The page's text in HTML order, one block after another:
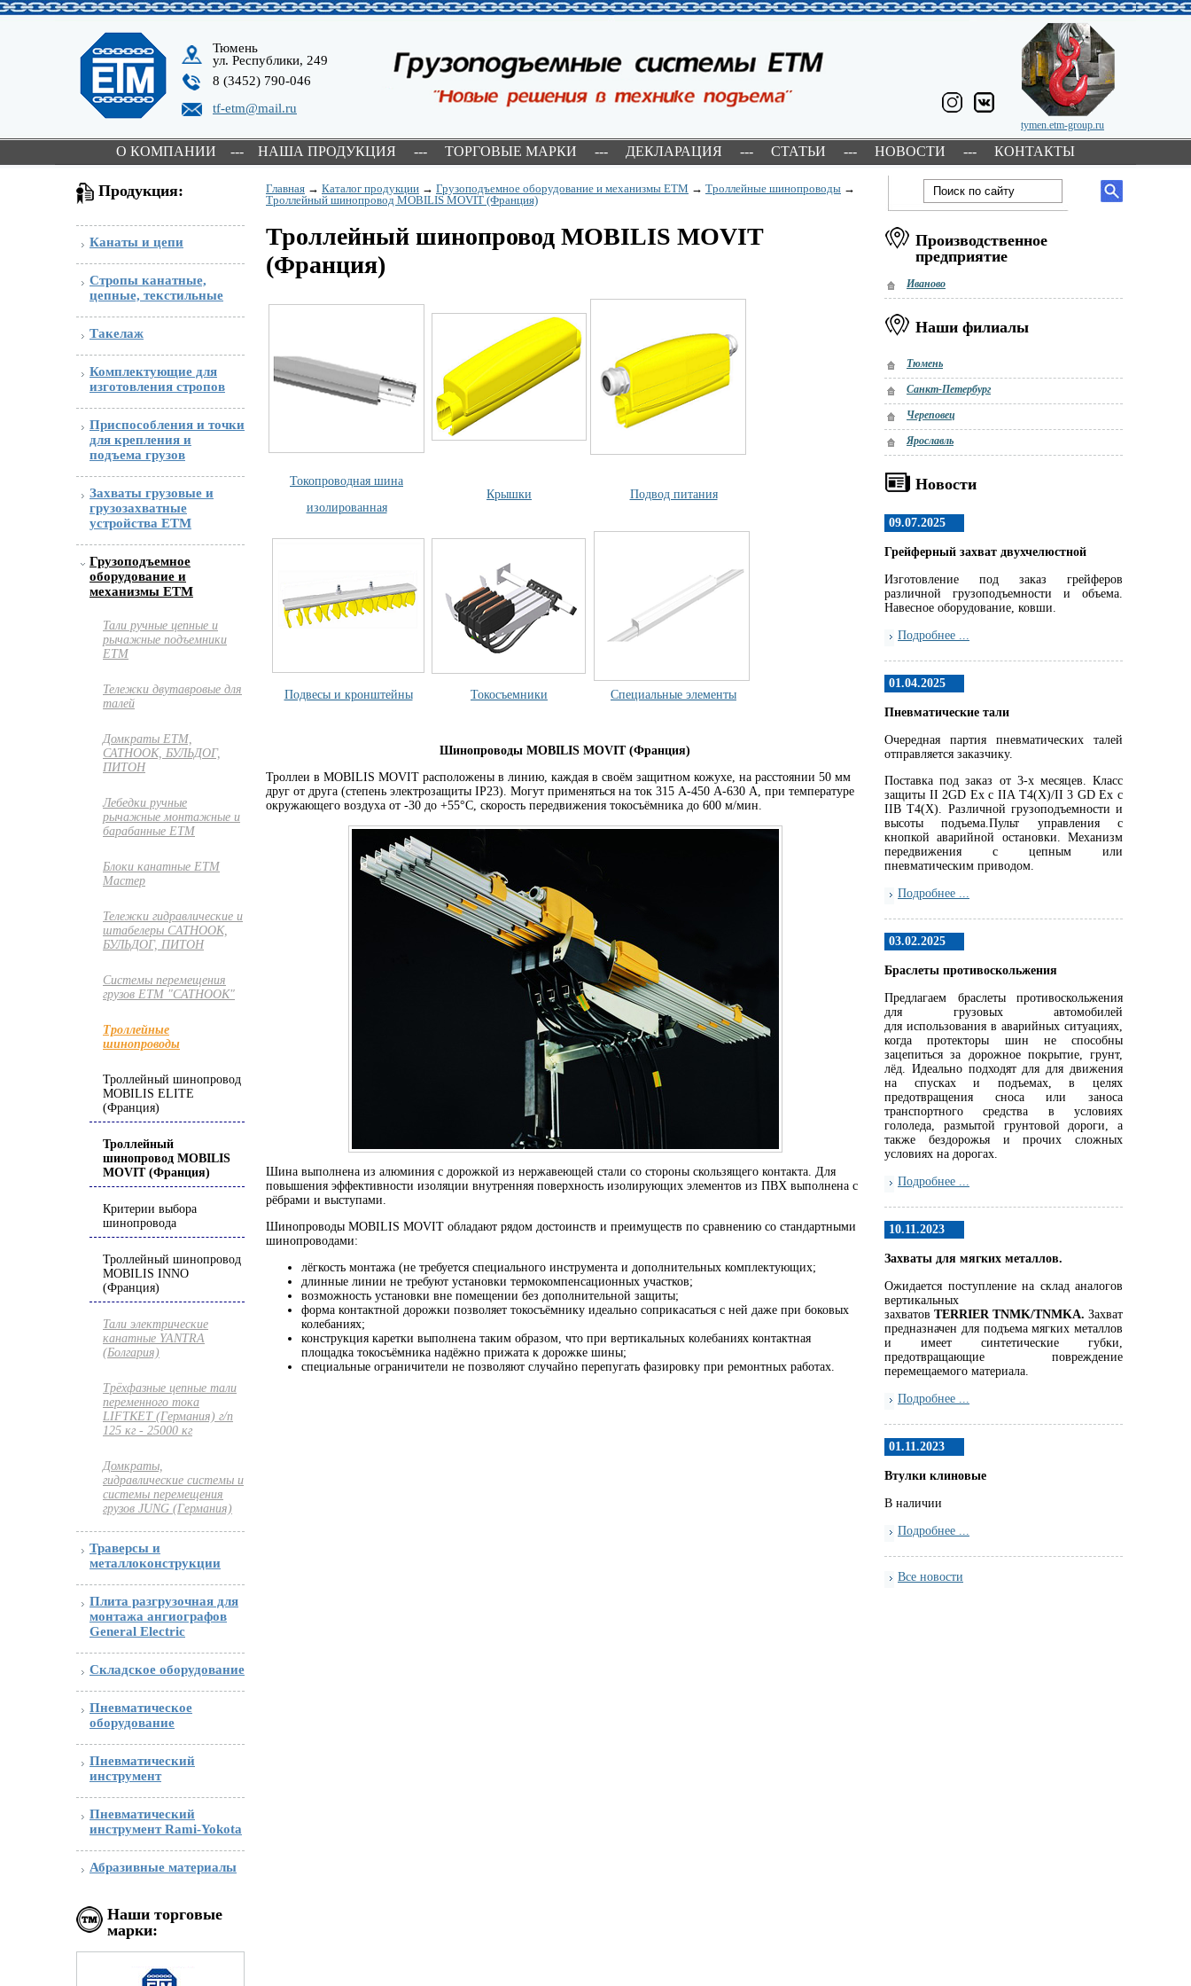
Тюмень
ул. Республики, 249
8 (3452) 790-046
tf-etm@mail.ru
tymen.etm-group.ru
О КОМПАНИИ --- НАША ПРОДУКЦИЯ --- ТОРГОВЫЕ МАРКИ --- ДЕКЛАРАЦИЯ --- СТАТЬИ --- НОВОСТИ --- КОНТАКТЫ
Продукция:
Канаты и цепи
Стропы канатные,
цепные, текстильные
Такелаж
Комплектующие для
изготовления стропов
Приспособления и точки
для крепления и
подъема грузов
Захваты грузовые и
грузозахватные
устройства ETM
Грузоподъемное
оборудование и
механизмы ETM
Тали ручные цепные и
рычажные подъемники
ЕТМ
Тележки двутавровые для
талей
Домкраты ЕТМ,
САТНООК, БУЛЬДОГ,
ПИТОН
Лебедки ручные
рычажные монтажные и
барабанные ETM
Блоки канатные ETM
Мастер
Тележки гидравлические и
штабелеры CATHOOK,
БУЛЬДОГ, ПИТОН
Системы перемещения
грузов ЕТМ "CATHOOK"
Троллейные
шинопроводы
Троллейный шинопровод
MOBILIS ELITE
(Франция)
Троллейный
шинопровод MOBILIS
MOVIT (Франция)
Критерии выбора
шинопровода
Троллейный шинопровод
MOBILIS INNO
(Франция)
Тали электрические
канатные YANTRA
(Болгария)
Трёхфазные цепные тали
переменного тока
LIFTKET (Германия) г/п
125 кг - 25000 кг
Домкраты,
гидравлические системы и
системы перемещения
грузов JUNG (Германия)
Траверсы и
металлоконструкции
Плита разгрузочная для
монтажа ангиографов
General Electric
Складское оборудование
Пневматическое
оборудование
Пневматический
инструмент
Пневматический
инструмент Rami-Yokota
Абразивные материалы
Наши торговые
марки:
Главная → Каталог продукции → Грузоподъемное оборудование и механизмы ETM → Троллейные шинопроводы →
Троллейный шинопровод MOBILIS MOVIT (Франция)
Троллейный шинопровод MOBILIS MOVIT
(Франция)
Токопроводная шина
изолированная
Крышки Подвод питания
Подвесы и кронштейны Токосъемники Специальные элементы
Шинопроводы MOBILIS MOVIT (Франция)
Троллеи в MOBILIS MOVIT расположены в линию, каждая в своём защитном кожухе, на расстоянии 50 мм
друг от друга (степень электрозащиты IP23). Могут применяться на ток 315 А-450 А-630 А, при температуре
окружающего воздуха от -30 до +55°С, скорость передвижения токосъёмника до 600 м/мин.
Шина выполнена из алюминия с дорожкой из нержавеющей стали со стороны скользящего контакта. Для
повышения эффективности изоляции внутренняя поверхность изолирующих элементов из ПВХ выполнена с
рёбрами и выступами.
Шинопроводы MOBILIS MOVIT обладают рядом достоинств и преимуществ по сравнению со стандартными
шинопроводами:
лёгкость монтажа (не требуется специального инструмента и дополнительных комплектующих;
длинные линии не требуют установки термокомпенсационных участков;
возможность установки вне помещении без дополнительной защиты;
форма контактной дорожки позволяет токосъёмнику идеально соприкасаться с ней даже при боковых
колебаниях;
конструкция каретки выполнена таким образом, что при вертикальных колебаниях контактная
площадка токосъёмника надёжно прижата к дорожке шины;
специальные ограничители не позволяют случайно перепугать фазировку при ремонтных работах.
Производственное
предприятие
Иваново
Наши филиалы
Тюмень
Санкт-Петербург
Череповец
Ярославль
Новости
09.07.2025
Грейферный захват двухчелюстной
Изготовление под заказ грейферов
различной грузоподъемности и объема.
Навесное оборудование, ковши.
Подробнее ...
01.04.2025
Пневматические тали
Очередная партия пневматических талей
отправляется заказчику.
Поставка под заказ от 3-х месяцев. Класс
защиты II 2GD Ex c IIA T4(X)/II 3 GD Ex c
IIB T4(X). Различной грузоподъемности и
высоты подъема.Пульт управления с
кнопкой аварийной остановки. Механизм
передвижения с цепным или
пневматическим приводом.
Подробнее ...
03.02.2025
Браслеты противоскольжения
Предлагаем браслеты противоскольжения
для грузовых автомобилей
для использования в аварийных ситуациях,
когда протекторы шин не способны
зацепиться за дорожное покрытие, грунт,
лёд. Идеально подходят для для движения
на спусках и подъемах, в целях
предотвращения сноса или заноса
транспортного средства в условиях
гололеда, размытой грунтовой дороги, а
также бездорожья и прочих сложных
условиях на дорогах.
Подробнее ...
10.11.2023
Захваты для мягких металлов.
Ожидается поступление на склад аналогов
вертикальных
захватов TERRIERTNMK/TNMKA. Захват
предназначен для подъема мягких металлов
и имеет синтетические губки,
предотвращающие повреждение
перемещаемого материала.
Подробнее ...
01.11.2023
Втулки клиновые
В наличии
Подробнее ...
Все новости